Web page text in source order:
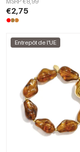
€2,75
Entrepôt de l'UE